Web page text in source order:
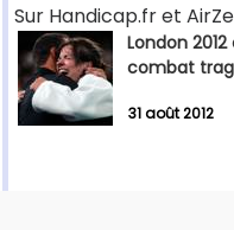
Sur Handicap.fr et
London
combat
31 août 2012